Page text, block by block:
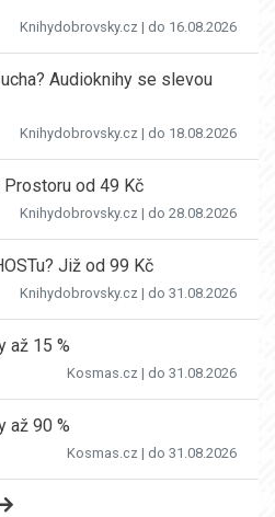
Knihydobrovsky.cz | do 16.08.2026
Audioknihy se slevou
Knihydobrovsky.cz | do 18.08.2026
od 49 Kč
Knihydobrovsky.cz | do 28.08.2026
Již od 99 Kč
Knihydobrovsky.cz | do 31.08.2026
až 15 %
Kosmas.cz | do 31.08.2026
až 90 %
Kosmas.cz | do 31.08.2026